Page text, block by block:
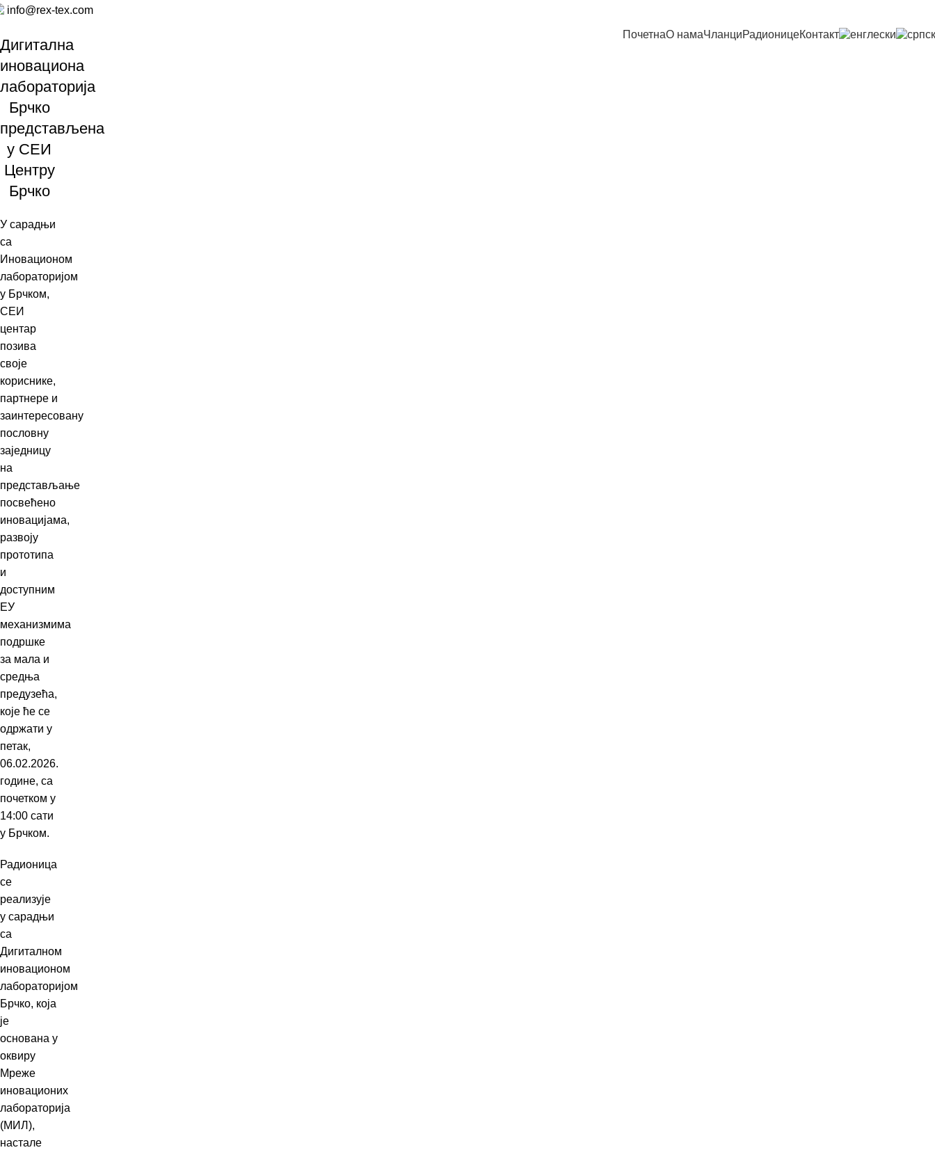
info@rex-tex.com
ПочетнаО намаЧланциРадионицеКонтакт
Чланци
Дигитална
иновациона
лабораторија
Брчко
представљена
у СЕИ
Центру
Брчко
У сарадњи
са
Иновационом
лабораторијом
у Брчком,
СЕИ
центар
позива
своје
кориснике,
партнере и
заинтересовану
пословну
заједницу
на
представљање
посвећено
иновацијама,
развоју
прототипа
и
доступним
ЕУ
механизмима
подршке
за мала и
средња
предузећа,
које ће се
одржати у
петак,
06.02.2026.
године, са
почетком у
14:00 сати
у Брчком.
Радионица
се
реализује
у сарадњи
са
Дигиталном
иновационом
лабораторијом
Брчко, која
је
основана у
оквиру
Мреже
иновационих
лабораторија
(МИЛ),
настале